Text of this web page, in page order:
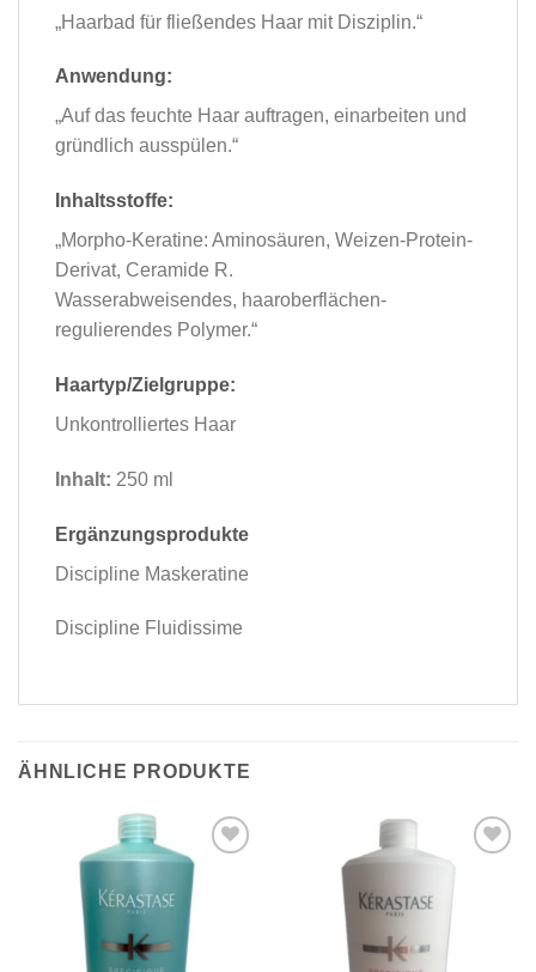
„Haarbad für fließendes Haar mit Disziplin.“
Anwendung:
„Auf das feuchte Haar auftragen, einarbeiten und
gründlich ausspülen.“
Inhaltsstoffe:
„Morpho-Keratine: Aminosäuren, Weizen-Protein-
Derivat, Ceramide R.
Wasserabweisendes, haaroberflächen-
regulierendes Polymer.“
Haartyp/Zielgruppe:
Unkontrolliertes Haar
Inhalt: 250 ml
Ergänzungsprodukte
Discipline Maskeratine
Discipline Fluidissime
ÄHNLICHE PRODUKTE
Wunschliste
hinzufügen
Wunschliste